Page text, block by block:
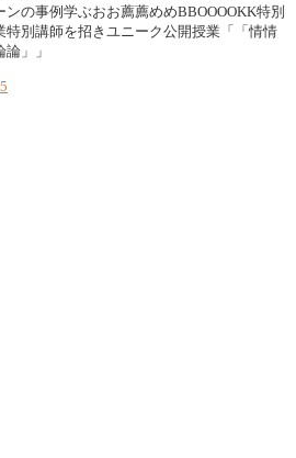
の事例学ぶおお薦薦めめBBOOOOKK特別
別講師を招きユニーク公開授業「「情情
」」